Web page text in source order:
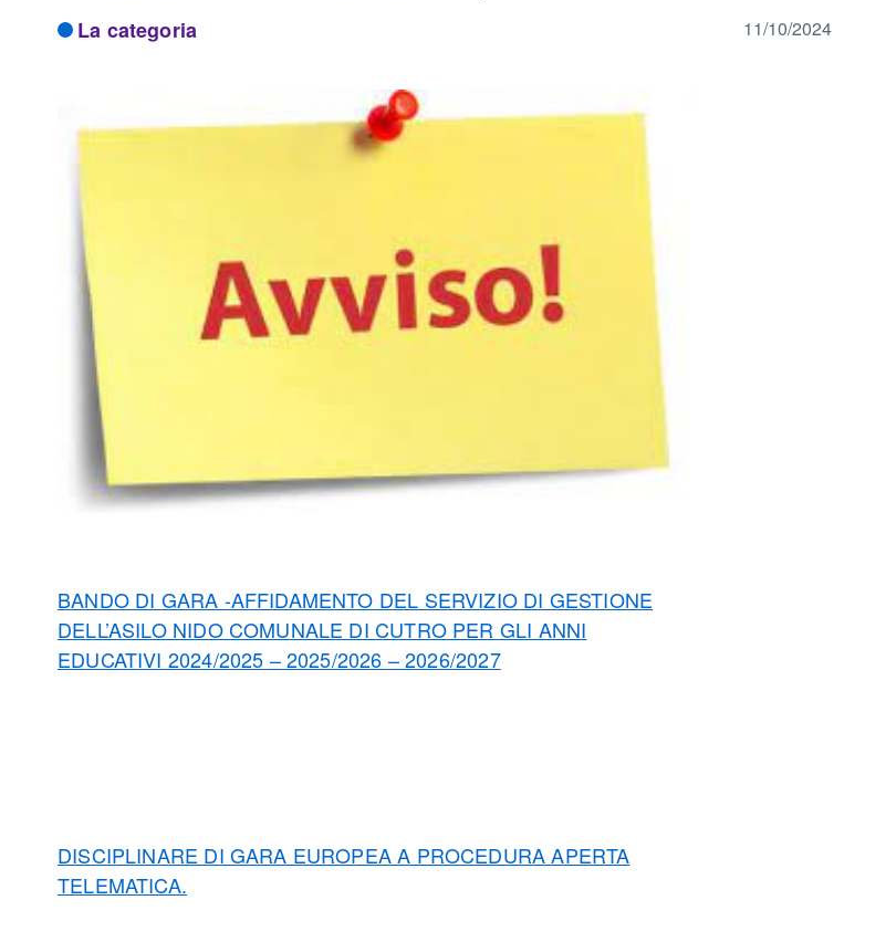
La categoria 11/10/2024
BANDO DI GARA -AFFIDAMENTO DEL SERVIZIO DI GESTIONE
DELL’ASILO NIDO COMUNALE DI CUTRO PER GLI ANNI
EDUCATIVI 2024/2025 – 2025/2026 – 2026/2027
DISCIPLINARE DI GARA EUROPEA A PROCEDURA APERTA
TELEMATICA.